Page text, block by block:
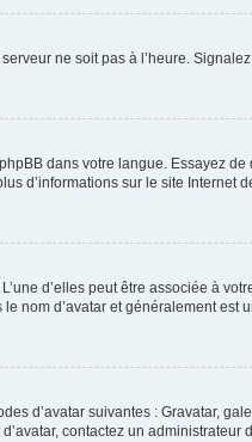
ne soit pas à l’heure.
dans votre langue. Essayez
d’informations sur le site Internet
d’elles peut être associée à
nom d’avatar et généralement est
d’avatar suivantes : Gravatar,
contactez un administrateur